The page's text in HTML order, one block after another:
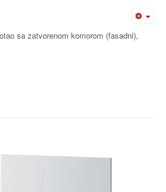
sa zatvorenom komorom (fasadni),